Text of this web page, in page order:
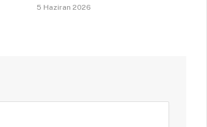
5 Haziran 2026